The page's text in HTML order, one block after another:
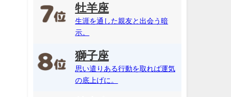
牡羊座
生涯を通した親友と出会う暗
示。
獅子座
思い遣りある行動を取れば運気
の底上げに。